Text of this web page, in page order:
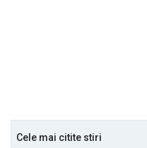
Cele mai citite stiri